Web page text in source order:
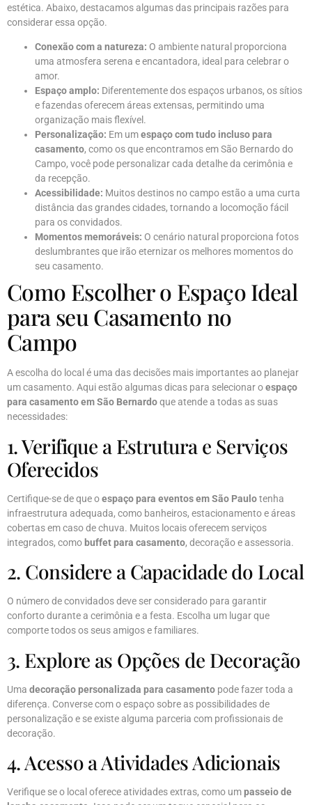
estética. Abaixo, destacamos algumas das principais razões para
considerar essa opção.
Conexão com a natureza: O ambiente natural proporciona
uma atmosfera serena e encantadora, ideal para celebrar o
amor.
Espaço amplo: Diferentemente dos espaços urbanos, os sítios
e fazendas oferecem áreas extensas, permitindo uma
organização mais flexível.
Personalização: Em umespaço com tudo incluso para
casamento, como os que encontramos em São Bernardo do
Campo, você pode personalizar cada detalhe da cerimônia e
da recepção.
Acessibilidade: Muitos destinos no campo estão a uma curta
distância das grandes cidades, tornando a locomoção fácil
para os convidados.
Momentos memoráveis: O cenário natural proporciona fotos
deslumbrantes que irão eternizar os melhores momentos do
seu casamento.
Como Escolher o Espaço Ideal
para seu Casamento no
Campo
A escolha do local é uma das decisões mais importantes ao planejar
um casamento. Aqui estão algumas dicas para selecionar oespaço
para casamento em São Bernardoque atende a todas as suas
necessidades:
1. Verifique a Estrutura e Serviços
Oferecidos
Certifique-se de que oespaço para eventos em São Paulotenha
infraestrutura adequada, como banheiros, estacionamento e áreas
cobertas em caso de chuva. Muitos locais oferecem serviços
integrados, como buffet para casamento, decoração e assessoria.
2. Considere a Capacidade do Local
O número de convidados deve ser considerado para garantir
conforto durante a cerimônia e a festa. Escolha um lugar que
comporte todos os seus amigos e familiares.
3. Explore as Opções de Decoração
Uma decoração personalizada para casamento pode fazer toda a
diferença. Converse com o espaço sobre as possibilidades de
personalização e se existe alguma parceria com profissionais de
decoração.
4. Acesso a Atividades Adicionais
Verifique se o local oferece atividades extras, como umpasseio de